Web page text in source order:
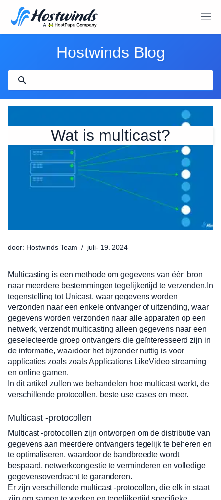
Hostwinds Blog
Wat is multicast?
door: Hostwinds Team / juli- 19, 2024
Multicasting is een methode om gegevens van één bron
naar meerdere bestemmingen tegelijkertijd te verzenden.In
tegenstelling tot Unicast, waar gegevens worden
verzonden naar een enkele ontvanger of uitzending, waar
gegevens worden verzonden naar alle apparaten op een
netwerk, verzendt multicasting alleen gegevens naar een
geselecteerde groep ontvangers die geïnteresseerd zijn in
de informatie, waardoor het bijzonder nuttig is voor
applicaties zoals zoals Applications LikeVideo streaming
en online gamen.
In dit artikel zullen we behandelen hoe multicast werkt, de
verschillende protocollen, beste use cases en meer.
Multicast -protocollen
Multicast -protocollen zijn ontworpen om de distributie van
gegevens aan meerdere ontvangers tegelijk te beheren en
te optimaliseren, waardoor de bandbreedte wordt
bespaard, netwerkcongestie te verminderen en volledige
gegevensoverdracht te garanderen.
Er zijn verschillende multicast -protocollen, die elk in staat
zijn om samen te werken en tegelijkertijd specifieke